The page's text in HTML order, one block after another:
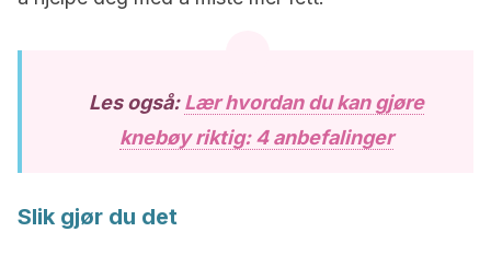
Les også:Lær hvordan du kan gjøre
knebøy riktig: 4 anbefalinger
Slik gjør du det